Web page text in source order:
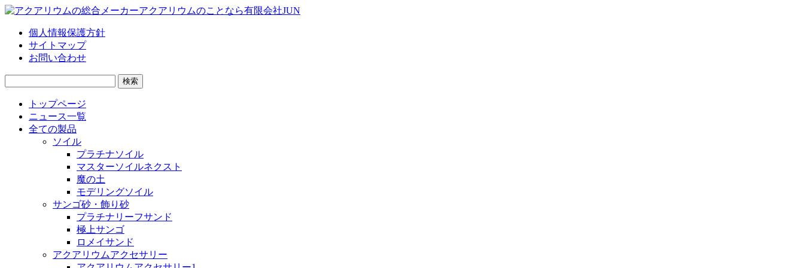
個人情報保護方針
サイトマップ
お問い合わせ
トップページ
ニュース一覧
全ての製品
ソイル
プラチナソイル
マスターソイルネクスト
魔の土
モデリングソイル
サンゴ砂・飾り砂
プラチナリーフサンド
極上サンゴ
ロメイサンド
アクアリウムアクセサリー